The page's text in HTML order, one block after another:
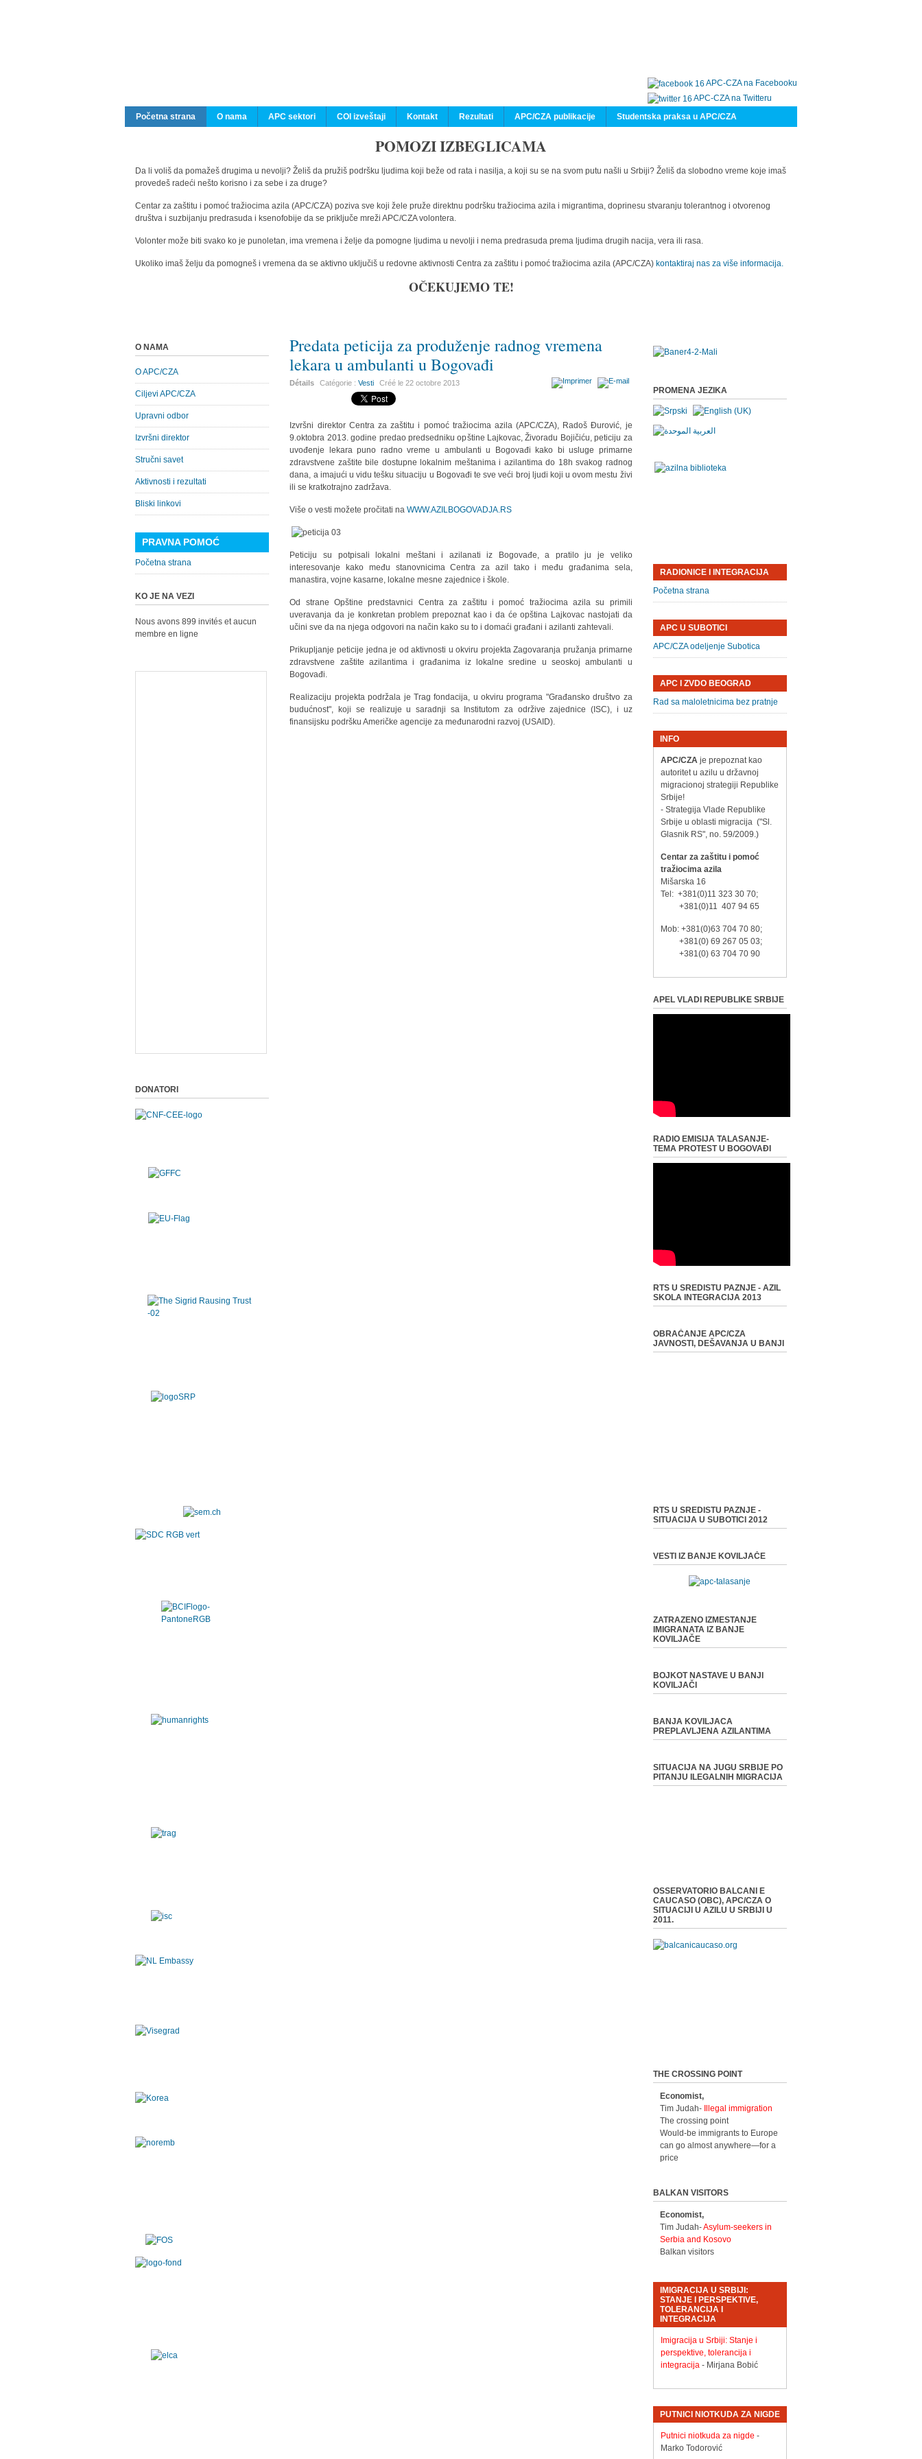
APC-CZA na Facebooku
APC-CZA na Twitteru
Početna strana
O nama APC sektori COI izveštaji Kontakt Rezultati APC/CZA publikacije Studentska praksa u APC/CZA
POMOZI IZBEGLICAMA
Da li voliš da pomažeš drugima u nevolji? Želiš da pružiš podršku ljudima koji beže od rata i nasilja, a koji su se na svom putu našli u Srbiji? Želiš da slobodno vreme koje imaš
provedeš radeći nešto korisno i za sebe i za druge?
Centar za zaštitu i pomoć tražiocima azila (APC/CZA) poziva sve koji žele pruže direktnu podršku tražiocima azila i migrantima, doprinesu stvaranju tolerantnog i otvorenog
društva i suzbijanju predrasuda i ksenofobije da se priključe mreži APC/CZA volontera.
Volonter može biti svako ko je punoletan, ima vremena i želje da pomogne ljudima u nevolji i nema predrasuda prema ljudima drugih nacija, vera ili rasa.
Ukoliko imaš želju da pomogneš i vremena da se aktivno uključiš u redovne aktivnosti Centra za zaštitu i pomoć tražiocima azila (APC/CZA) kontaktiraj nas za više informacija.
OČEKUJEMO TE!
Predata peticija za produženje radnog vremena
lekara u ambulanti u Bogovađi
Détails Catégorie :Vesti Créé le22 octobre 2013
Izvršni direktor Centra za zaštitu i pomoć tražiocima azila (APC/CZA), Radoš Đurović, je
9.oktobra 2013. godine predao predsedniku opštine Lajkovac, Živoradu Bojičiću, peticiju za
uvođenje lekara puno radno vreme u ambulanti u Bogovađi kako bi usluge primarne
zdravstvene zaštite bile dostupne lokalnim meštanima i azilantima do 18h svakog radnog
dana, a imajući u vidu tešku situaciju u Bogovađi te sve veći broj ljudi koji u ovom mestu živi
ili se kratkotrajno zadržava.
Više o vesti možete pročitati naWWW.AZILBOGOVADJA.RS
Peticiju su potpisali lokalni meštani i azilanati iz Bogovađe, a pratilo ju je veliko
interesovanje kako među stanovnicima Centra za azil tako i među građanima sela,
manastira, vojne kasarne, lokalne mesne zajednice i škole.
Od strane Opštine predstavnici Centra za zaštitu i pomoć tražiocima azila su primili
uveravanja da je konkretan problem prepoznat kao i da će opština Lajkovac nastojati da
učini sve da na njega odgovori na način kako su to i domaći građani i azilanti zahtevali.
Prikupljanje peticije jedna je od aktivnosti u okviru projekta Zagovaranja pružanja primarne
zdravstvene zaštite azilantima i građanima iz lokalne sredine u seoskoj ambulanti u
Bogovađi.
Realizaciju projekta podržala je Trag fondacija, u okviru programa "Građansko društvo za
budućnost", koji se realizuje u saradnji sa Institutom za održive zajednice (ISC), i uz
finansijsku podršku Američke agencije za međunarodni razvoj (USAID).
O NAMA
O APC/CZA
Ciljevi APC/CZA
Upravni odbor
Izvršni direktor
Stručni savet
Aktivnosti i rezultati
Bliski linkovi
PRAVNA POMOĆ
Početna strana
KO JE NA VEZI
Nous avons 899 invités et aucun
membre en ligne
DONATORI
PROMENA JEZIKA
RADIONICE I INTEGRACIJA
Početna strana
APC U SUBOTICI
APC/CZA odeljenje Subotica
APC I ZVDO BEOGRAD
Rad sa maloletnicima bez pratnje
INFO
APC/CZAje prepoznat kao
autoritet u azilu u državnoj
migracionoj strategiji Republike
Srbije!
- Strategija Vlade Republike
Srbije u oblasti migracija ("Sl.
Glasnik RS", no. 59/2009.)
Centar za zaštitu i pomoć
tražiocima azila
Mišarska 16
Tel: +381(0)11 323 30 70;
+381(0)11 407 94 65
Mob: +381(0)63 704 70 80;
+381(0) 69 267 05 03;
+381(0) 63 704 70 90
APEL VLADI REPUBLIKE SRBIJE
RADIO EMISIJA TALASANJE-
TEMA PROTEST U BOGOVAĐI
RTS U SREDISTU PAZNJE - AZIL
SKOLA INTEGRACIJA 2013
OBRAĆANJE APC/CZA
JAVNOSTI, DEŠAVANJA U BANJI
RTS U SREDISTU PAZNJE -
SITUACIJA U SUBOTICI 2012
VESTI IZ BANJE KOVILJAČE
ZATRAZENO IZMESTANJE
IMIGRANATA IZ BANJE
KOVILJAČE
BOJKOT NASTAVE U BANJI
KOVILJAČI
BANJA KOVILJACA
PREPLAVLJENA AZILANTIMA
SITUACIJA NA JUGU SRBIJE PO
PITANJU ILEGALNIH MIGRACIJA
OSSERVATORIO BALCANI E
CAUCASO (OBC), APC/CZA O
SITUACIJI U AZILU U SRBIJI U
2011.
THE CROSSING POINT
Economist,
Tim Judah-
Illegal immigration
The crossing point
Would-be immigrants to Europe
can go almost anywhere—for a
price
BALKAN VISITORS
Economist,
Tim Judah-Asylum-seekers in
Serbia and Kosovo
Balkan visitors
IMIGRACIJA U SRBIJI:
STANJE I PERSPEKTIVE,
TOLERANCIJA I
INTEGRACIJA
Imigracija u Srbiji: Stanje i
perspektive, tolerancija i
integracija- Mirjana Bobić
PUTNICI NIOTKUDA ZA NIGDE
Putnici niotkuda za nigde -
Marko Todorović